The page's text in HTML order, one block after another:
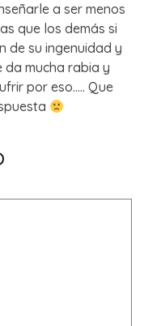
a ser menos
que los demás si
de su ingenuidad y
da mucha rabia y
por eso….. Que